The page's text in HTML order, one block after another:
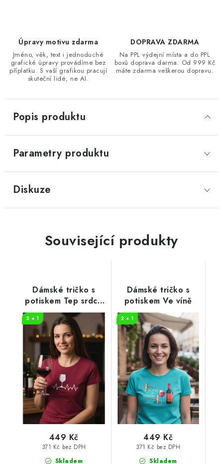
Úpravy motivu zdarma
Jméno, věk, text i jednoduché
grafické úpravy provádíme bez
příplatku. S vaší grafikou pracují
skuteční lidé, ne AI.
DOPRAVA ZDARMA
Na PPL výdejní místa a do PPL
boxů doprava darma. Od 999 Kč
máte zdarma veškerou dopravu.
Popis produktu
Parametry produktu
Diskuze
Související produkty
Dámské tričko s
potiskem Tep srdce
víno
2 + 1
Skladem
371 Kč bez DPH
449 Kč
Dámské tričko s
potiskem Ve víně
2 + 1
Skladem
371 Kč bez DPH
449 Kč